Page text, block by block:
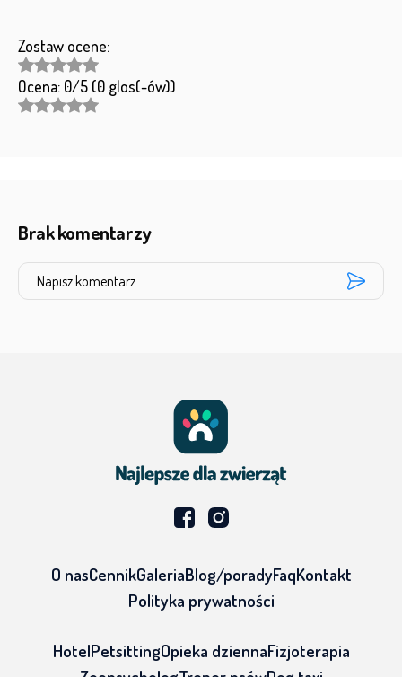
Zostaw ocene:
Ocena: 0/5 (0 glos(-ów))
Brak komentarzy
O nasCennikGaleriaBlog/poradyFaqKontakt
Polityka prywatności
HotelPetsittingOpieka dziennaFizjoterapia